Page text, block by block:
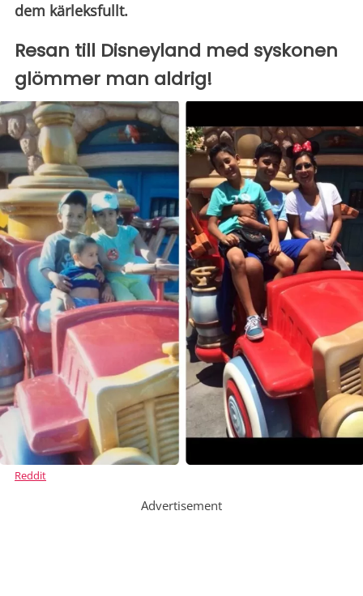
dem kärleksfullt.
Resan till Disneyland med syskonen
glömmer man aldrig!
Reddit
Advertisement